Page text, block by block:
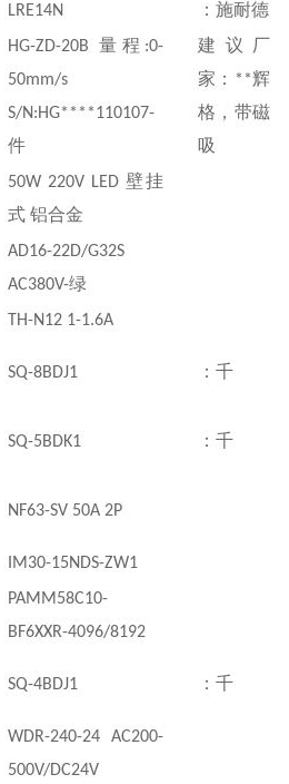
LRE14N ：施耐德
HG-ZD-20B 量程 :0-
50mm/s
S/N:HG****110107-
件
建议厂
家：
**辉
格，带磁
吸
50W 220V LED 壁挂
式 铝合金
AD16-22D/G32S
AC380V-绿
TH-N12 1-1.6A
SQ-8BDJ1 ：千
SQ-5BDK1 ：千
NF63-SV 50A 2P
IM30-15NDS-ZW1
PAMM58C10-
BF6XXR-4096/8192
SQ-4BDJ1 ：千
WDR-240-24 AC200-
500V/DC24V